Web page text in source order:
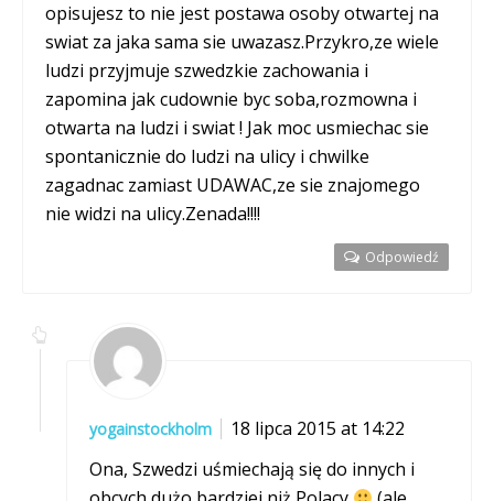
opisujesz to nie jest postawa osoby otwartej na
swiat za jaka sama sie uwazasz.Przykro,ze wiele
ludzi przyjmuje szwedzkie zachowania i
zapomina jak cudownie byc soba,rozmowna i
otwarta na ludzi i swiat ! Jak moc usmiechac sie
spontanicznie do ludzi na ulicy i chwilke
zagadnac zamiast UDAWAC,ze sie znajomego
nie widzi na ulicy.Zenada!!!!
Odpowiedź
yogainstockholm
18 lipca 2015 at 14:22
Ona, Szwedzi uśmiechają się do innych i